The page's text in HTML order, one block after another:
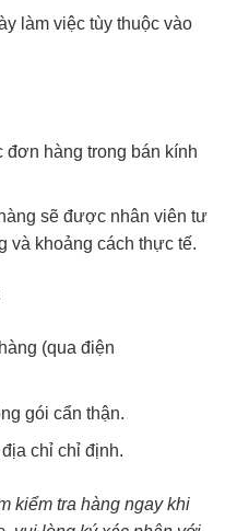
làm việc tùy thuộc vào
đơn hàng trong bán kính
sẽ được nhân viên tư
và khoảng cách thực tế.
(qua điện
gói cẩn thận.
chỉ chỉ định.
kiểm tra hàng ngay khi